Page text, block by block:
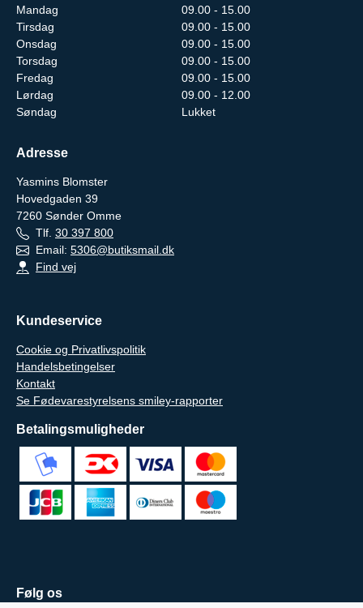
Mandag
09.00 - 15.00
Tirsdag
09.00 - 15.00
Onsdag
09.00 - 15.00
Torsdag
09.00 - 15.00
Fredag
09.00 - 15.00
Lørdag
09.00 - 12.00
Søndag
Lukket
Adresse
Yasmins Blomster
Hovedgaden 39
7260 Sønder Omme
Tlf. 30 397 800
Email: 5306@butiksmail.dk
Find vej
Kundeservice
Cookie og Privatlivspolitik
Handelsbetingelser
Kontakt
Se Fødevarestyrelsens smiley-rapporter
Betalingsmuligheder
Følg os